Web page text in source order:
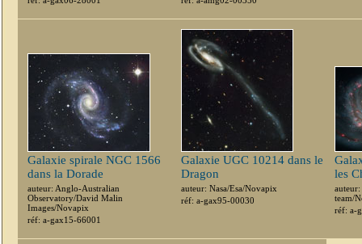
Galaxie spirale NGC 1566
dans la Dorade
auteur: Anglo-Australian
Observatory/David Malin
Images/Novapix
réf: a-gax15-66001
Galaxie UGC 10214 dans le
Dragon
auteur: Nasa/Esa/Novapix
réf: a-gax95-00030
les
team/
réf: a-